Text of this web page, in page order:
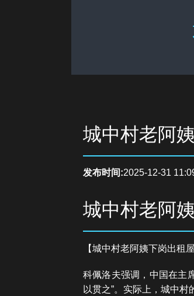
城中村老阿
发布时间:2025-12-31
城中村老阿
【城中村老阿姨下岗出租
科佩洛夫强调，中国在主
以贯之”。实际上，城中